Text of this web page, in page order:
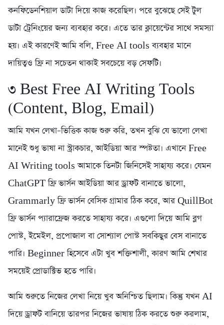
কনফিডেনশিয়াল ডাটা দিয়ে কাজ করেছিল। পরে বুঝেছে সেই টুল
ডাটা ট্রেনিংয়ের জন্য ব্যবহার করে। এতে তার ক্লায়েন্টের সাথে সমস্যা
হয়। এই কারণেই আমি বলি, Free AI tools ব্যবহার মানে
দায়িত্বও ফ্রি না সচেতন থাকাই সবচেয়ে বড় সেফটি।
৩️ Best Free AI Writing Tools
(Content, Blog, Email)
আমি যখন লেখা–ভিত্তিক কাজ শুরু করি, তখন বুঝি যে ভালো লেখা
মানেই শুধু ভাষা না স্ট্রাকচার, আইডিয়া আর স্পষ্টতা। এখানে Free
AI Writing tools আমাকে তিনটা জিনিসেই সাহায্য করে। যেমন
ChatGPT ফ্রি ভার্সন আইডিয়া আর ড্রাফট বানাতে ভালো,
Grammarly ফ্রি ভার্সন বেসিক গ্রামার ঠিক করে, আর QuillBot
ফ্রি ভার্সন প্যারাফ্রেজ করতে সাহায্য করে। এগুলো দিয়ে আমি ব্লগ
পোস্ট, ইমেইল, প্রপোজাল বা সোশ্যাল পোস্ট সবকিছুর বেস বানাতে
পারি। Beginner হিসেবে এটা খুব শক্তিশালী, কারণ আমি শেখার
সময়েই প্রোডাক্টিভ হতে পারি।
আমি শুরুতে নিজের লেখা নিয়ে খুব অনিশ্চিত ছিলাম। কিন্তু যখন AI
দিয়ে ড্রাফট বানিয়ে তারপর নিজের ভাষায় ঠিক করতে শুরু করলাম,